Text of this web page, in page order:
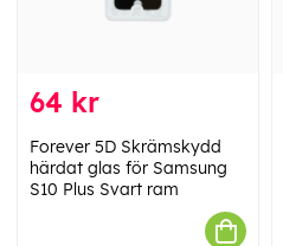
64 kr
Forever 5D Skrämskydd
härdat glas för Samsung
S10 Plus Svart ram